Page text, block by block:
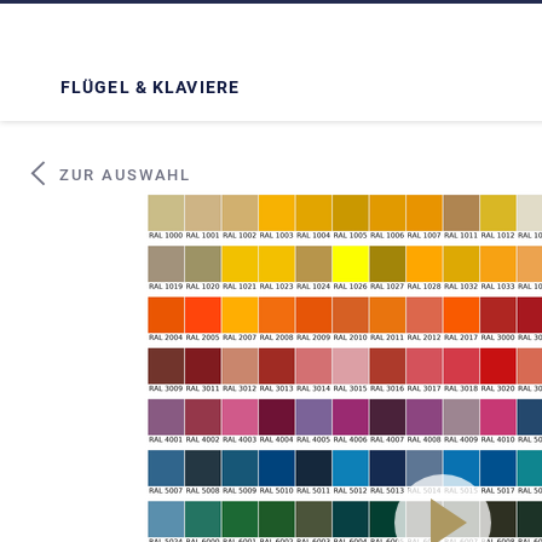
FLÜGEL & KLAVIERE
ZUR AUSWAHL
play